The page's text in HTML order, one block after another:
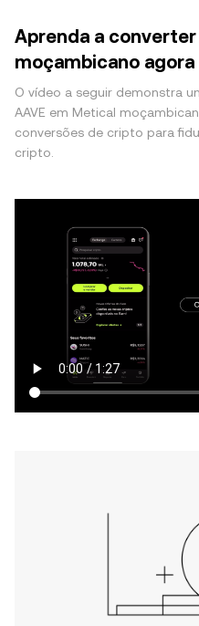
Aprenda a
moçambicano
O vídeo a seguir demonstra
AAVE em Metical
conversões de cripto para
cripto.